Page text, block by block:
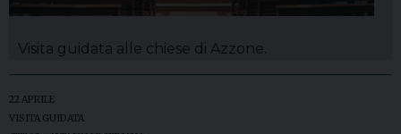
Visita guidata alle chiese di Azzone.
22 APRILE
VISITA GUIDATA